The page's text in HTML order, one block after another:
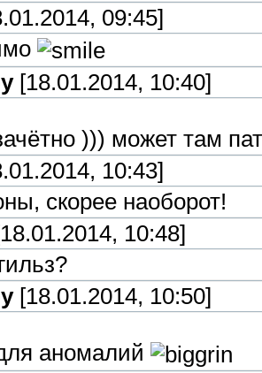
09:45]
[18.01.2014, 10:40]
))) может там
10:43]
скорее наоборот!
10:48]
[18.01.2014, 10:50]
аномалий